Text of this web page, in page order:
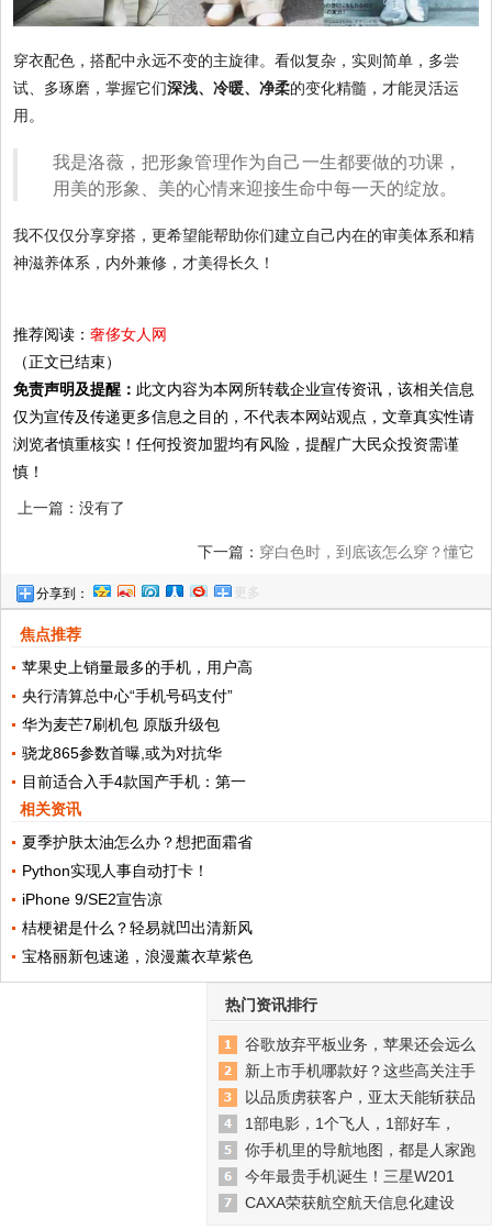
穿衣配色，搭配中永远不变的主旋律。看似复杂，实则简单，多尝
试、多琢磨，掌握它们深浅、冷暖、净柔的变化精髓，才能灵活运
用。
我是洛薇，把形象管理作为自己一生都要做的功课，
用美的形象、美的心情来迎接生命中每一天的绽放。
我不仅仅分享穿搭，更希望能帮助你们建立自己内在的审美体系和精
神滋养体系，内外兼修，才美得长久！
推荐阅读：奢侈女人网
（正文已结束）
免责声明及提醒： 此文内容为本网所转载企业宣传资讯，该相关信息
仅为宣传及传递更多信息之目的，不代表本网站观点，文章真实性请
浏览者慎重核实！任何投资加盟均有风险，提醒广大民众投资需谨
慎！
上一篇：没有了
下一篇： 穿白色时，到底该怎么穿？懂它
的“留白与分寸”，2个重点请牢记
分享到： 更多
焦点推荐
苹果史上销量最多的手机，用户高
央行清算总中心“手机号码支付”
华为麦芒7刷机包 原版升级包
骁龙865参数首曝,或为对抗华
目前适合入手4款国产手机：第一
相关资讯
夏季护肤太油怎么办？想把面霜省
Python实现人事自动打卡！
iPhone 9/SE2宣告凉
桔梗裙是什么？轻易就凹出清新风
宝格丽新包速递，浪漫薰衣草紫色
热门资讯排行
谷歌放弃平板业务，苹果还会远么
新上市手机哪款好？这些高关注手
以品质虏获客户，亚太天能斩获品
1部电影，1个飞人，1部好车，
你手机里的导航地图，都是人家跑
今年最贵手机诞生！三星W201
CAXA荣获航空航天信息化建设